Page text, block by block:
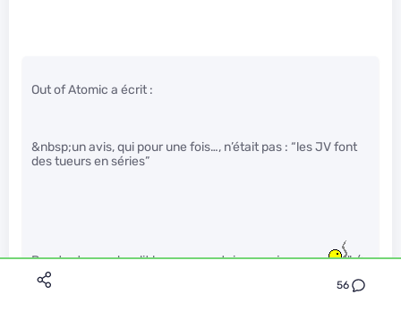
56
Out of Atomic a écrit :
&nbsp;un avis, qui pour une fois…, n’était pas : “les JV font
des tueurs en séries”
Pourtant quand on lit les commentaires sur jv.com … " />